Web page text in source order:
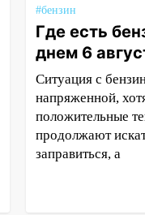
#бензин
Где есть
днем 6
Ситуация с
напряженной,
положительные
продолжают
заправиться, а